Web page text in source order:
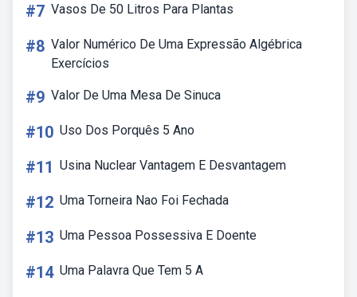
#7 Vasos De 50 Litros Para Plantas
#8 Valor Numérico De Uma Expressão Algébrica
Exercícios
#9 Valor De Uma Mesa De Sinuca
#10 Uso Dos Porquês 5 Ano
#11 Usina Nuclear Vantagem E Desvantagem
#12 Uma Torneira Nao Foi Fechada
#13 Uma Pessoa Possessiva E Doente
#14 Uma Palavra Que Tem 5 A